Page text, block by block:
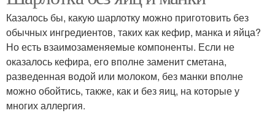
Казалось бы, какую шарлотку можно приготовить без
обычных ингредиентов, таких как кефир, манка и яйца?
Но есть взаимозаменяемые компоненты. Если не
оказалось кефира, его вполне заменит сметана,
разведенная водой или молоком, без манки вполне
можно обойтись, также, как и без яиц, на которые у
многих аллергия.